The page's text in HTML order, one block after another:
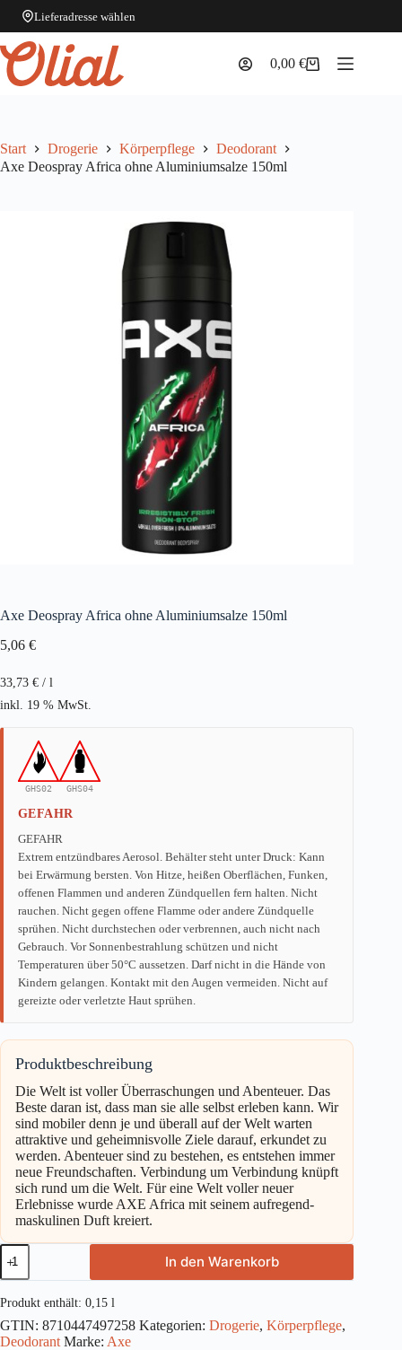
Lieferadresse wählen
Zum
Inhalt
springen
Warenkorb
0,00€
Start Drogerie Körperpflege
Deodorant
Axe Deospray Africa ohne Aluminiumsalze 150ml
Axe Deospray Africa ohne Aluminiumsalze 150ml
5,06 €
33,73 € / l
inkl. 19 % MwSt.
GHS02 GHS04
GEFAHR
GEFAHR
Extrem entzündbares Aerosol. Behälter steht unter Druck: Kann
bei Erwärmung bersten. Von Hitze, heißen Oberflächen, Funken,
offenen Flammen und anderen Zündquellen fern halten. Nicht
rauchen. Nicht gegen offene Flamme oder andere Zündquelle
sprühen. Nicht durchstechen oder verbrennen, auch nicht nach
Gebrauch. Vor Sonnenbestrahlung schützen und nicht
Temperaturen über 50°C aussetzen. Darf nicht in die Hände von
Kindern gelangen. Kontakt mit den Augen vermeiden. Nicht auf
gereizte oder verletzte Haut sprühen.
Produktbeschreibung
Die Welt ist voller Überraschungen und Abenteuer. Das
Beste daran ist, dass man sie alle selbst erleben kann. Wir
sind mobiler denn je und überall auf der Welt warten
attraktive und geheimnisvolle Ziele darauf, erkundet zu
werden. Abenteuer sind zu bestehen, es entstehen immer
neue Freundschaften. Verbindung um Verbindung knüpft
sich rund um die Welt. Für eine Welt voller neuer
Erlebnisse wurde AXE Africa mit seinem aufregend-
maskulinen Duft kreiert.
Axe
Deospray
Africa
ohne
Aluminiumsalze
150ml
Menge
In den Warenkorb
Produkt enthält: 0,15 l
GTIN: 8710447497258 Kategorien: Drogerie, Körperpflege,
Deodorant Marke: Axe